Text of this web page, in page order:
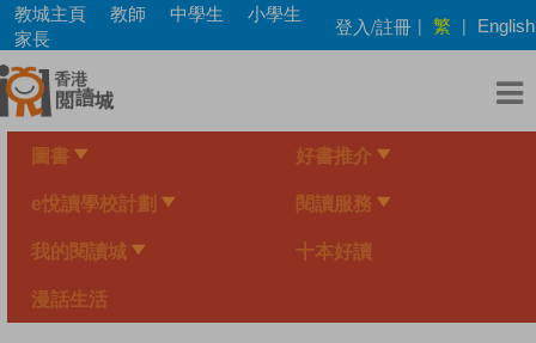
Skip
main
content
教城主頁 教師 中學生
小學生
家長
登入/註冊 | 繁 | English
圖書 好書推介
e悅讀學校計劃 閱讀服務
我的閱讀城 十本好讀
漫話生活